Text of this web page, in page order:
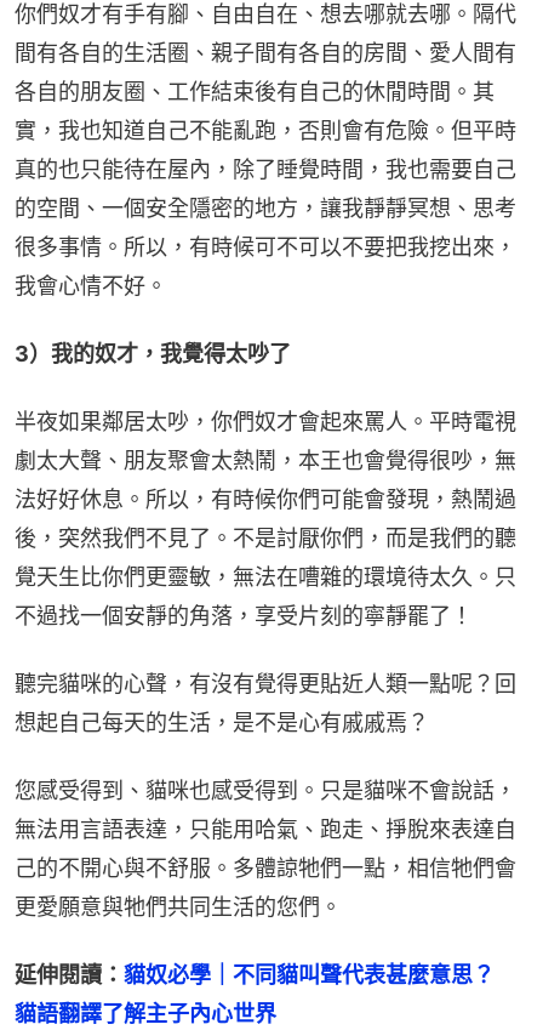
你們奴才有手有腳、自由自在、想去哪就去哪。隔代
間有各自的生活圈、親子間有各自的房間、愛人間有
各自的朋友圈、工作結束後有自己的休閒時間。其
實，我也知道自己不能亂跑，否則會有危險。但平時
真的也只能待在屋內，除了睡覺時間，我也需要自己
的空間、一個安全隱密的地方，讓我靜靜冥想、思考
很多事情。所以，有時候可不可以不要把我挖出來，
我會心情不好。
3）我的奴才，我覺得太吵了
半夜如果鄰居太吵，你們奴才會起來罵人。平時電視
劇太大聲、朋友聚會太熱鬧，本王也會覺得很吵，無
法好好休息。所以，有時候你們可能會發現，熱鬧過
後，突然我們不見了。不是討厭你們，而是我們的聽
覺天生比你們更靈敏，無法在嘈雜的環境待太久。只
不過找一個安靜的角落，享受片刻的寧靜罷了！
聽完貓咪的心聲，有沒有覺得更貼近人類一點呢？回
想起自己每天的生活，是不是心有戚戚焉？
您感受得到、貓咪也感受得到。只是貓咪不會說話，
無法用言語表達，只能用哈氣、跑走、掙脫來表達自
己的不開心與不舒服。多體諒牠們一點，相信牠們會
更愛願意與牠們共同生活的您們。
延伸閱讀： 貓奴必學｜不同貓叫聲代表甚麼意思？
貓語翻譯了解主子內心世界